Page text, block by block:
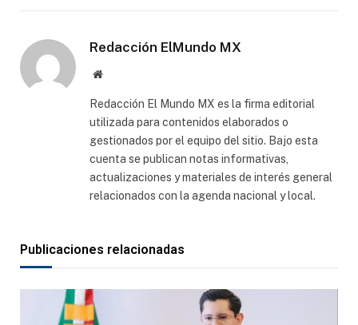
Redacción ElMundo MX
Sitio
Redacción El Mundo MX es la firma editorial
utilizada para contenidos elaborados o
gestionados por el equipo del sitio. Bajo esta
cuenta se publican notas informativas,
actualizaciones y materiales de interés general
relacionados con la agenda nacional y local.
Publicaciones relacionadas